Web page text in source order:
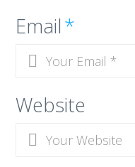
Email*
Website